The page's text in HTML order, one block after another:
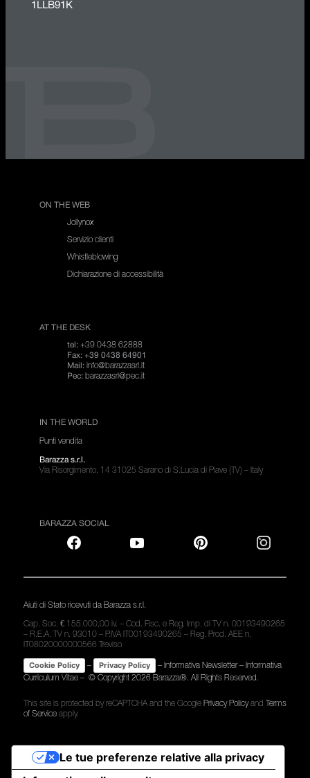
1LLB91K
ON THE WEB
Jollynox
Servizio clienti
Whistleblowing
Dichiarazione di accessibilità
AT THE DESK
tel: +39 0438 62888
Fax: +39 0438 64901
Mail: info@barazzasrl.it
Pec: barazzasrl@pec.it
IN THE WORLD
Punti vendita
Barazza s.r.l.
Via Risorgimento, 14 31025 Sarano di S.Lucia di Piave (TV) – Italy
BARAZZA SOCIAL
Aiuti di Stato ricevuti da Barazza s.r.l.
Cap. Soc. € 155.000,00 iv. – Cod. Fisc. e Reg. Imp. di TV n. 00193490265
– R.E.A. TV n. 93010 – P.IVA IT00193490265 – Reg. Prod. AEE n.
IT08020000000566 Treviso
Cookie Policy – Privacy Policy – Informativa Newsletter– Informativa
Curriculum Vitae – © Copyright 2026 Barazza®. All Rights Reserved.
This site is protected by reCAPTCHA and the Google Privacy Policyand Terms
of Service apply.
Le tue preferenze relative alla privacy